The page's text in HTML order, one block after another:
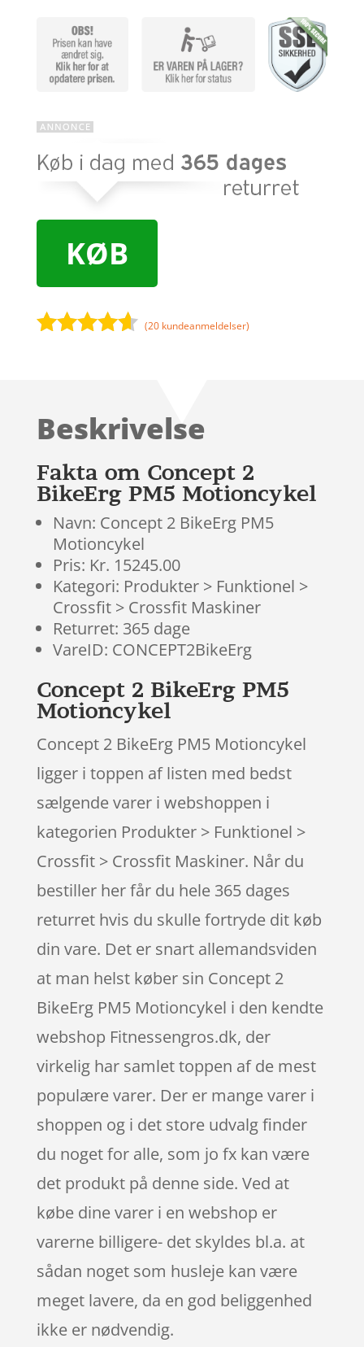
KØB
på
mmelser
(20 kundeanmeldelser)
Beskrivelse
Fakta om Concept 2
BikeErg PM5 Motioncykel
Navn: Concept 2 BikeErg PM5
Motioncykel
Pris: Kr. 15245.00
Kategori: Produkter > Funktionel >
Crossfit > Crossfit Maskiner
Returret: 365 dage
VareID: CONCEPT2BikeErg
Concept 2 BikeErg PM5
Motioncykel
Concept 2 BikeErg PM5 Motioncykel
ligger i toppen af listen med bedst
sælgende varer i webshoppen i
kategorien Produkter > Funktionel >
Crossfit > Crossfit Maskiner. Når du
bestiller her får du hele 365 dages
returret hvis du skulle fortryde dit køb
din vare. Det er snart allemandsviden
at man helst køber sin Concept 2
BikeErg PM5 Motioncykel i den kendte
webshop Fitnessengros.dk, der
virkelig har samlet toppen af de mest
populære varer. Der er mange varer i
shoppen og i det store udvalg finder
du noget for alle, som jo fx kan være
det produkt på denne side. Ved at
købe dine varer i en webshop er
varerne billigere- det skyldes bl.a. at
sådan noget som husleje kan være
meget lavere, da en god beliggenhed
ikke er nødvendig.